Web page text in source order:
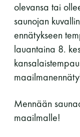
olevansa tai
saunojan
ennätykseen
lauantaina 8.
Mennään
maailmalle!